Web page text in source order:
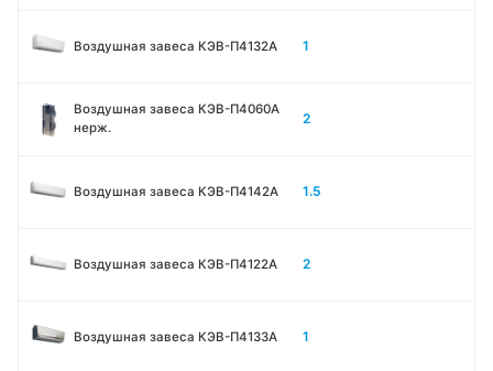
Воздушная завеса КЭВ-П4132A 1
Воздушная завеса КЭВ-П4060A
нерж.
2
Воздушная завеса КЭВ-П4142A 1.5
Воздушная завеса КЭВ-П4122A 2
Воздушная завеса КЭВ-П4133A 1